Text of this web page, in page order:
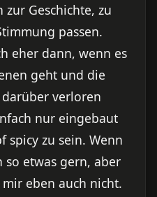
Geschichte, zu
passen.
eher dann, wenn es
geht und die
verloren
nur eingebaut
spicy zu sein. Wenn
so etwas gern, aber
eben auch nicht.